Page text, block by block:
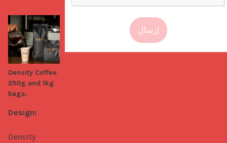
Design:
Density
Density Coffee
250g and 1kg
bags.
إرسال